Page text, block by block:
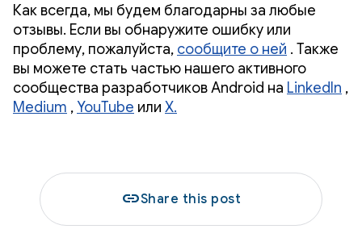
Как всегда, мы будем благодарны за любые
отзывы. Если вы обнаружите ошибку или
проблему, пожалуйста, сообщите о ней . Также
вы можете стать частью нашего активного
сообщества разработчиков Android на LinkedIn ,
Medium ,YouTube или X.
linkShare this post